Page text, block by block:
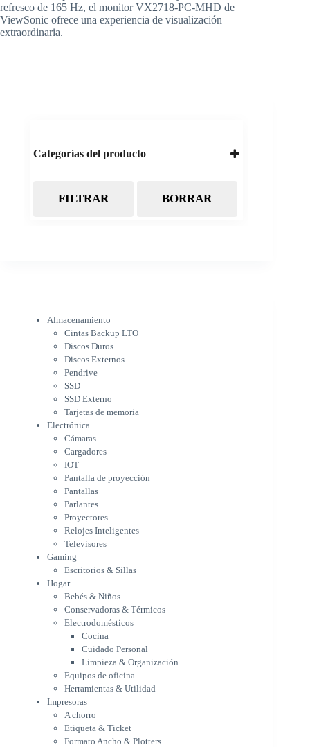
refresco de 165 Hz, el monitor VX2718-PC-MHD de
ViewSonic ofrece una experiencia de visualización
extraordinaria.
Categorías del producto
Almacenamiento
Cámaras
Cargadores
IOT
Pantalla de proyección
Pantallas
Parlantes
Proyectores
Relojes Inteligentes
Televisores
Gaming
Escritorios & Sillas
Hogar
Bebés & Niños
Conservadoras & Térmicos
Electrodomésticos
Cocina
Cuidado Personal
Limpieza & Organización
Equipos de oficina
Herramientas & Utilidad
Impresoras
A chorro
Etiqueta & Ticket
Formato Ancho & Plotters
Láser
Matriciales
Multifuncional a Tinta
Multifuncional Láser
Tinta Continua
Informática
Accesorios Varios
FILTRAR BORRAR
Almacenamiento
Cintas Backup LTO
Discos Duros
Discos Externos
Pendrive
SSD
SSD Externo
Tarjetas de memoria
Electrónica
Cámaras
Cargadores
IOT
Pantalla de proyección
Pantallas
Parlantes
Proyectores
Relojes Inteligentes
Televisores
Gaming
Escritorios & Sillas
Hogar
Bebés & Niños
Conservadoras & Térmicos
Electrodomésticos
Cocina
Cuidado Personal
Limpieza & Organización
Equipos de oficina
Herramientas & Utilidad
Impresoras
A chorro
Etiqueta & Ticket
Formato Ancho & Plotters